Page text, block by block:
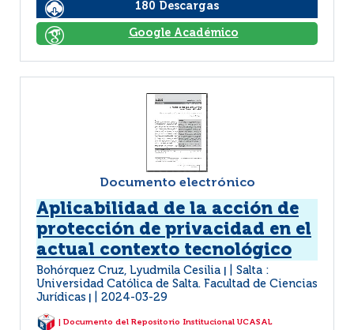
180 Descargas
Google Académico
Documento electrónico
Aplicabilidad de la acción de
protección de privacidad en el
actual contexto tecnológico
Bohórquez Cruz, Lyudmila Cesilia
Salta :
Universidad Católica de Salta. Facultad de Ciencias
Jurídicas
2024-03-29
| Documento del Repositorio Institucional UCASAL